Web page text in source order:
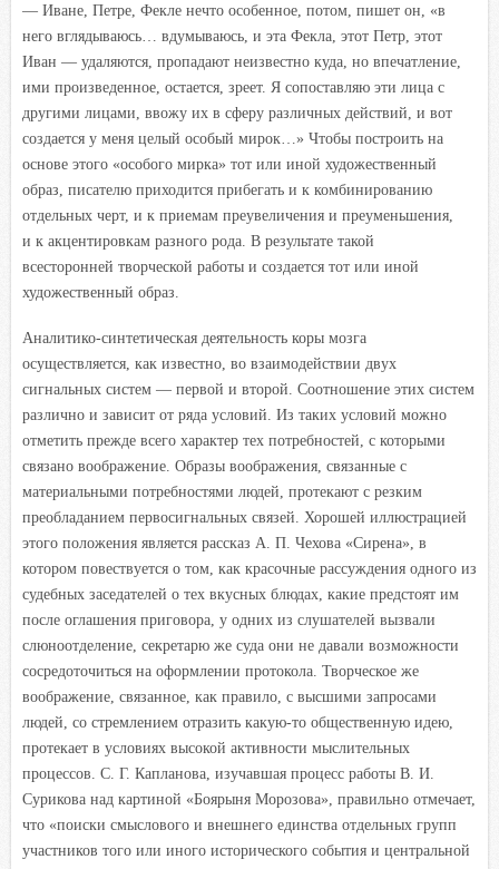
— Иване, Петре, Фекле нечто особенное, потом, пишет он, «в
него вглядываюсь… вдумываюсь, и эта Фекла, этот Петр, этот
Иван — удаляются, пропадают неизвестно куда, но впечатление,
ими произведенное, остается, зреет. Я сопоставляю эти лица с
другими лицами, ввожу их в сферу различных действий, и вот
создается у меня целый особый мирок…» Чтобы построить на
основе этого «особого мирка» тот или иной художественный
образ, писателю приходится прибегать и к комбинированию
отдельных черт, и к приемам преувеличения и преуменьшения,
и к акцентировкам разного рода. В результате такой
всесторонней творческой работы и создается тот или иной
художественный образ.
Аналитико-синтетическая деятельность коры мозга
осуществляется, как известно, во взаимодействии двух
сигнальных систем — первой и второй. Соотношение этих систем
различно и зависит от ряда условий. Из таких условий можно
отметить прежде всего характер тех потребностей, с которыми
связано воображение. Образы воображения, связанные с
материальными потребностями людей, протекают с резким
преобладанием первосигнальных связей. Хорошей иллюстрацией
этого положения является рассказ А. П. Чехова «Сирена», в
котором повествуется о том, как красочные рассуждения одного из
судебных заседателей о тех вкусных блюдах, какие предстоят им
после оглашения приговора, у одних из слушателей вызвали
слюноотделение, секретарю же суда они не давали возможности
сосредоточиться на оформлении протокола. Творческое же
воображение, связанное, как правило, с высшими запросами
людей, со стремлением отразить какую-то общественную идею,
протекает в условиях высокой активности мыслительных
процессов. С. Г. Капланова, изучавшая процесс работы В. И.
Сурикова над картиной «Боярыня Морозова», правильно отмечает,
что «поиски смыслового и внешнего единства отдельных групп
участников того или иного исторического события и центральной